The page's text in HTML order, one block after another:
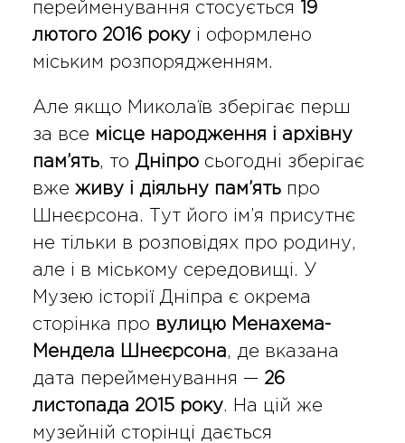
перейменування стосується 19
лютого 2016 рокуі оформлено
міським розпорядженням.
Але якщо Миколаїв зберігає перш
за все місце народження і архівну
пам’ять, то Дніпросьогодні зберігає
вже живу і діяльну пам’ятьпро
Шнеєрсона. Тут його ім’я присутнє
не тільки в розповідях про родину,
але і в міському середовищі. У
Музею історії Дніпра є окрема
сторінка про вулицю Менахема-
Мендела Шнеєрсона, де вказана
дата перейменування — 26
листопада 2015 року. На цій же
музейній сторінці дається